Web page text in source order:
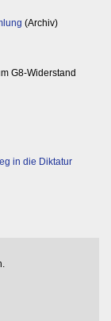
(Archiv)
G8-Widerstand
in die Diktatur